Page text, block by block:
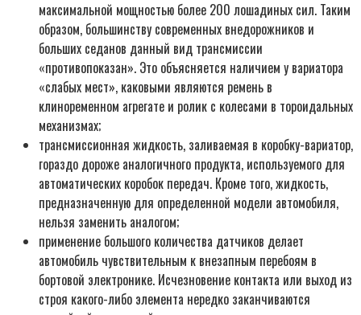
максимальной мощностью более 200 лошадиных сил. Таким
образом, большинству современных внедорожников и
больших седанов данный вид трансмиссии
«противопоказан». Это объясняется наличием у вариатора
«слабых мест», каковыми являются ремень в
клиноременном агрегате и ролик с колесами в тороидальных
механизмах;
трансмиссионная жидкость, заливаемая в коробку-вариатор,
гораздо дороже аналогичного продукта, используемого для
автоматических коробок передач. Кроме того, жидкость,
предназначенную для определенной модели автомобиля,
нельзя заменить аналогом;
применение большого количества датчиков делает
автомобиль чувствительным к внезапным перебоям в
бортовой электронике. Исчезновение контакта или выход из
строя какого-либо элемента нередко заканчиваются